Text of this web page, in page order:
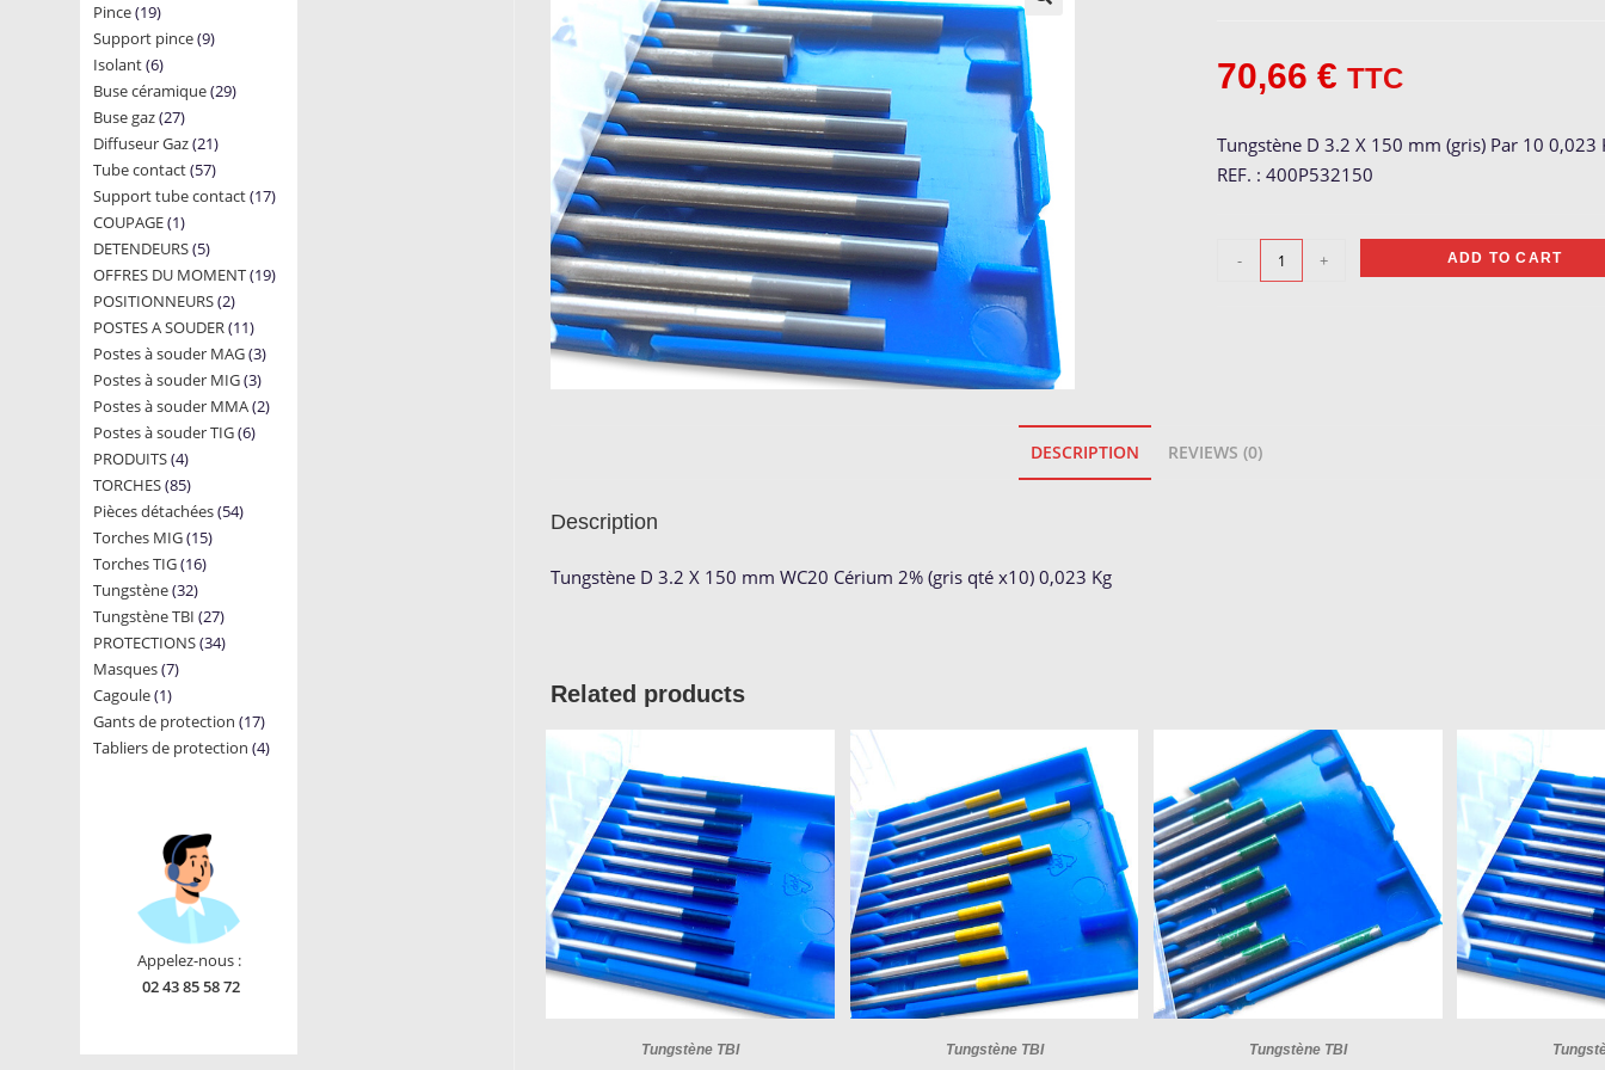
70,66€ TTC
Tungstène D 3.2 X 150 mm (gris) Par 10 0,023
REF. : 400P532150
Tungstène
- + ADD TO CART
DESCRIPTION REVIEWS (0)
Description
Tungstène D 3.2 X 150 mm WC20 Cérium 2% (gris qté x10) 0,023 Kg
Related products
Tungstène TBI Tungstène TBI Tungstène TBI
Pince 1919
products
Support pince 99
Isolant 66
products
Buse céramique 2929
Buse gaz 2727
products
Diffuseur Gaz 2121
products
Tube contact 5757
products
Support tube contact 1717
COUPAGE 11
product
DETENDEURS 55
products
OFFRES DU MOMENT 1919
POSITIONNEURS 22
products
POSTES A SOUDER 1111
products
Postes à souder MAG 33
products
Postes à souder MIG 33
products
Postes à souder MMA 22
Postes à souder TIG 66
PRODUITS 44
products
TORCHES 8585
products
Pièces détachées 5454
Torches MIG 1515
Torches TIG 1616
Tungstène 3232
products
Tungstène TBI 2727
products
PROTECTIONS 3434
Masques 77
Cagoule 11
product
Gants de protection 1717
products
Tabliers de protection 44
Appelez-nous :
02 43 85 58 72